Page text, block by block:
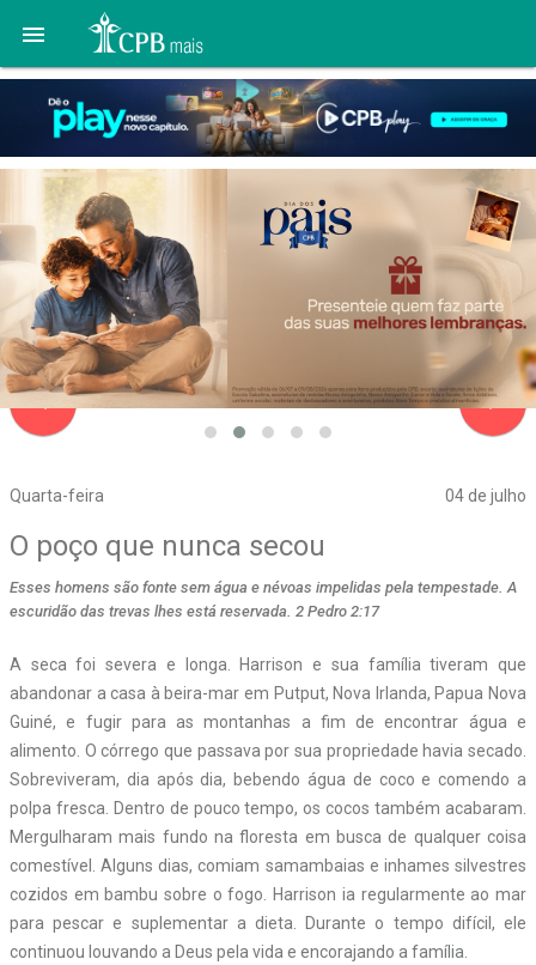

Quarta-feira 04 de julho
navigate_before
O poço que nunca secou
Esses homens são fonte sem água e névoas impelidas pela tempestade. A
escuridão das trevas lhes está reservada. 2 Pedro 2:17
A seca foi severa e longa. Harrison e sua família tiveram que
abandonar a casa à beira-mar em Putput, Nova Irlanda, Papua Nova
Guiné, e fugir para as montanhas a fim de encontrar água e
alimento. O córrego que passava por sua propriedade havia secado.
Sobreviveram, dia após dia, bebendo água de coco e comendo a
polpa fresca. Dentro de pouco tempo, os cocos também acabaram.
Mergulharam mais fundo na floresta em busca de qualquer coisa
comestível. Alguns dias, comiam samambaias e inhames silvestres
cozidos em bambu sobre o fogo. Harrison ia regularmente ao mar
para pescar e suplementar a dieta. Durante o tempo difícil, ele
continuou louvando a Deus pela vida e encorajando a família.
navigate_next